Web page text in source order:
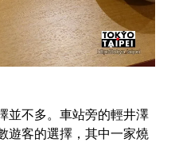
並不多。車站旁的輕井澤
遊客的選擇，其中一家燒